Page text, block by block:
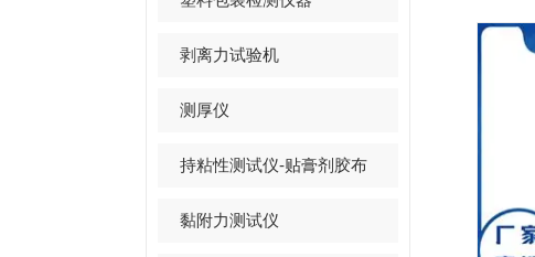
剥离力试验机
测厚仪
持粘性测试仪-贴膏剂胶布
黏附力测试仪